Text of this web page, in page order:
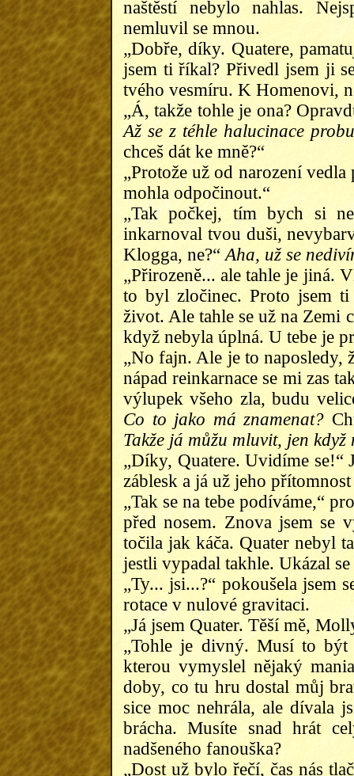
naštěstí nebylo nahlas.
nemluvil se mnou.
„Dobře, díky. Quatere,
jsem ti říkal? Přivedl jsem ji
tvého vesmíru. K Homenovi,
„Á, takže tohle je ona?
Až se z téhle halucinace
chceš dát ke mně?“
„Protože už od narození
mohla odpočinout.“
„Tak počkej, tím bych si
inkarnoval tvou duši,
Klogga, ne?“ Aha, už se
„Přirozeně... ale tahle je jiná.
to byl zločinec. Proto jsem
život. Ale tahle se už na Zemi
když nebyla úplná. U tebe je
„No fajn. Ale je to naposledy,
nápad reinkarnace se mi zas
výlupek všeho zla, budu
Co to jako má znamenat?
Takže já můžu mluvit, jen
„Díky, Quatere. Uvidíme se!“
záblesk a já už jeho
„Tak se na tebe podíváme,“
před nosem. Znova jsem se
točila jak káča. Quater nebyl
jestli vypadal takhle. Ukázal
„Ty... jsi...?“ pokoušela jsem
rotace v nulové gravitaci.
„Já jsem Quater. Těší mě,
„Tohle je divný. Musí to být
kterou vymyslel nějaký
doby, co tu hru dostal můj
sice moc nehrála, ale dívala
brácha. Musíte snad hrát
nadšeného fanouška?
„Dost už bylo řečí, čas nás